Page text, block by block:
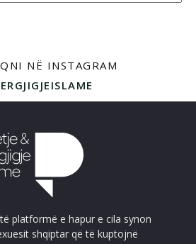
NË INSTAGRAM
platformë e hapur e cila synon
shqiptar që të kuptojnë